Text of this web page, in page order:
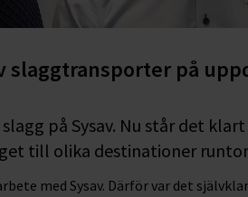
slaggtransporter på
på Sysav. Nu står det
till olika destinationer
med Sysav. Därför var det